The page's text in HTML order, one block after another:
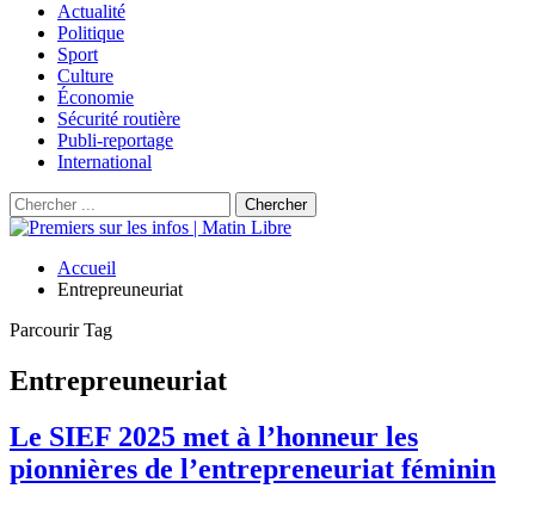
Actualité
Politique
Sport
Culture
Économie
Sécurité routière
Publi-reportage
International
Accueil
Entrepreuneuriat
Parcourir Tag
Entrepreuneuriat
Le SIEF 2025 met à l’honneur les
pionnières de l’entrepreneuriat féminin